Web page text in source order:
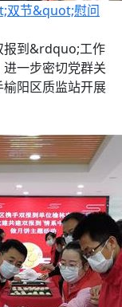
双节&quot;慰问
报到&rdquo;工作
一步密切党群关
阳区质监站开展